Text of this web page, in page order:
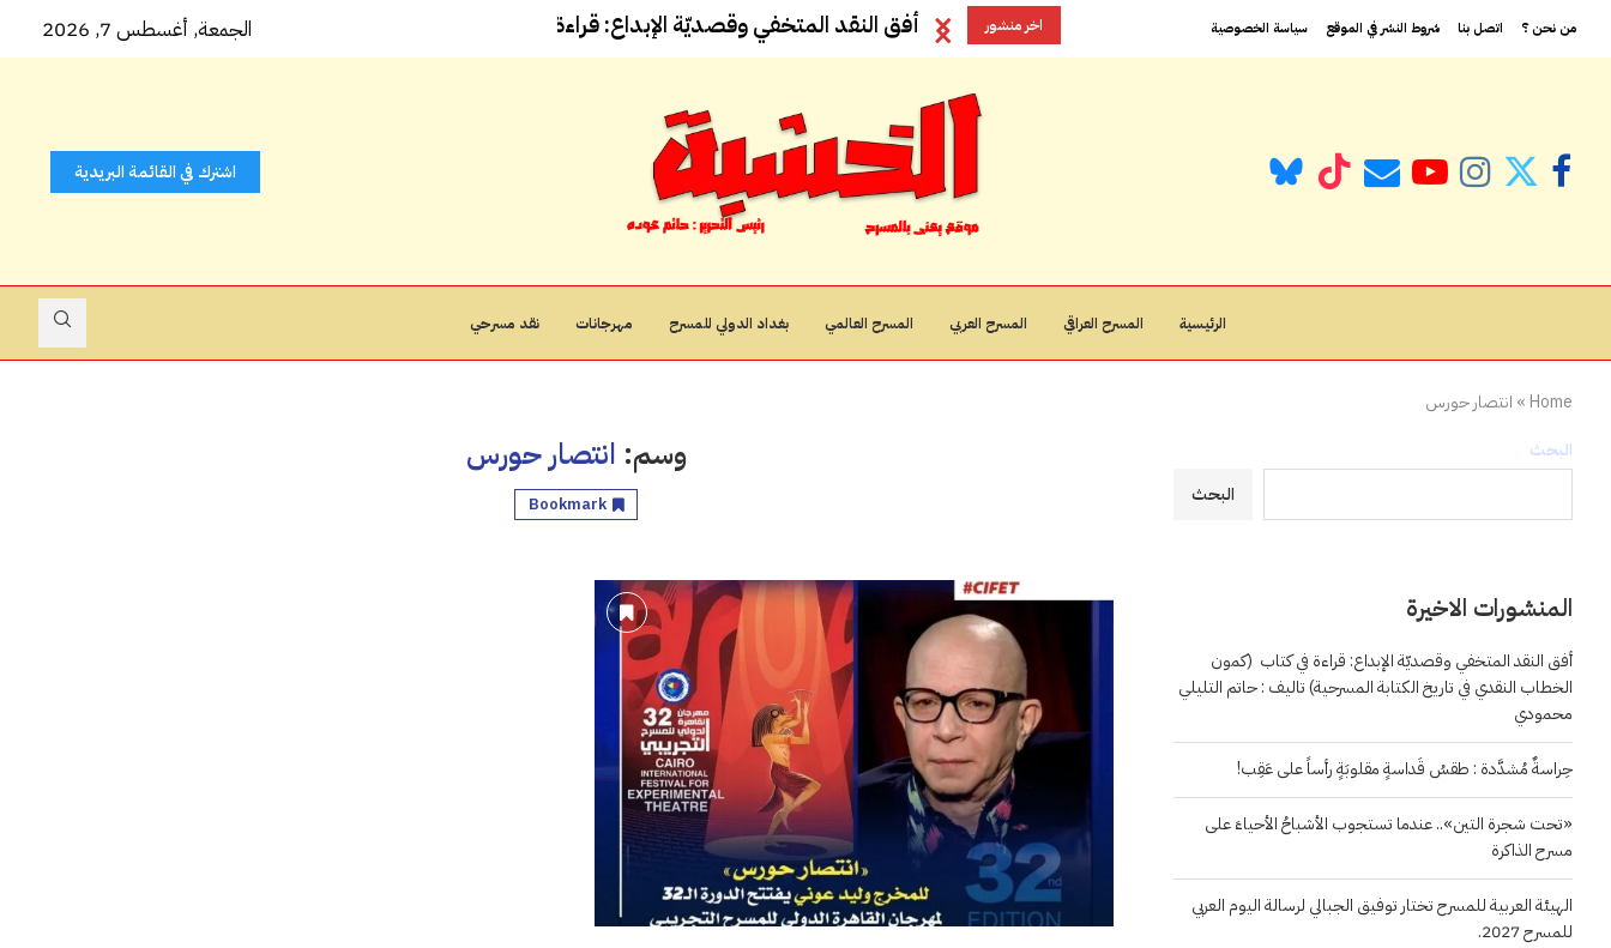
من نحن ؟ اتصل بنا شروط النشر في الموقع سياسة الخصوصية اخر منشور أفق النقد المتخفي وقصديّة الإبداع: قراءة في كتاب... الجمعة, أغسطس 7, 2026
اشترك في القائمة البريدية
الرئيسية المسرح العراقي المسرح العربي المسرح العالمي بغداد الدولي للمسرح مهرجانات نقد مسرحي
Home
» انتصار حورس
وسم: انتصار حورس
Bookmark
البحث
البحث
المنشورات الاخيرة
أفق النقد المتخفي وقصديّة الإبداع: قراءة في كتاب (كمون
الخطاب النقدي في تاريخ الكتابة المسرحية) تاليف : حاتم التليلي
محمودي
حِراسةٌ مُشدَّدة : طقسُ قَداسةٍ مقلوبَةٍ رأساً على عَقِب!
«تحت شجرة التين».. عندما تستجوب الأشباحُ الأحياءَ على
مسرح الذاكرة
الهيئة العربية للمسرح تختار توفيق الجبالي لرسالة اليوم العربي
للمسرح 2027.